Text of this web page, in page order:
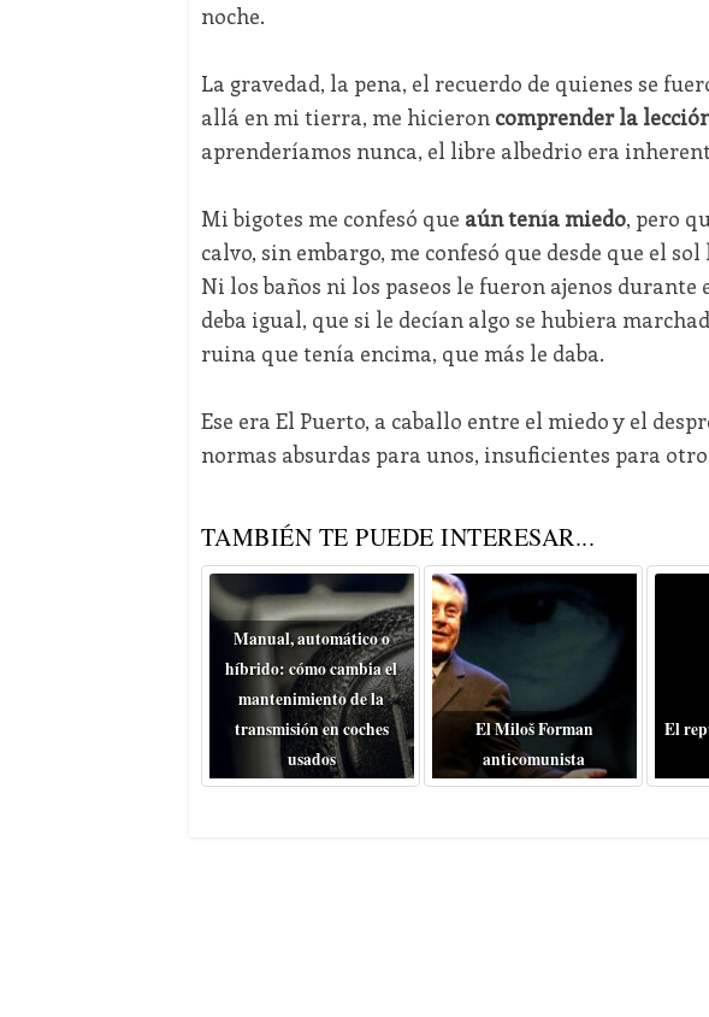
noche.
La gravedad, la pena, el recuerdo de quienes se
allá en mi tierra, me hicieron comprender la
aprenderíamos nunca, el libre albedrio era
Mi bigotes me confesó que aún tenía miedo, pero
calvo, sin embargo, me confesó que desde que el
Ni los baños ni los paseos le fueron ajenos durante
deba igual, que si le decían algo se hubiera
ruina que tenía encima, que más le daba.
Ese era El Puerto, a caballo entre el miedo y el
normas absurdas para unos, insuficientes para
TAMBIÉN TE PUEDE INTERESAR...
Manual, automático o
híbrido: cómo cambia el
mantenimiento de la
transmisión en coches
usados
El Miloš Forman
anticomunista
El